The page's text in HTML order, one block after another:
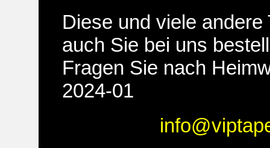
Diese und viele andere
auch Sie bei uns
Fragen Sie nach
2024-01